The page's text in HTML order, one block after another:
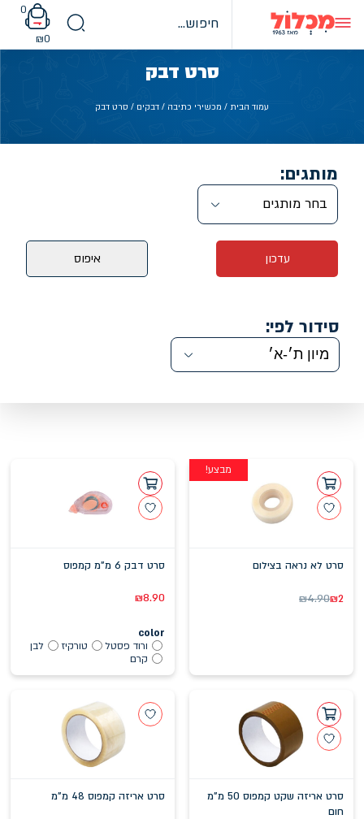
content
0
₪0
סרט דבק
עמוד הבית / מכשירי כתיבה / דבקים / סרט דבק
מותגים:
בחר מותגים
עדכון איפוס
סידור לפי:
מבצע!
סרט לא נראה בצילום
₪4.90₪2
סרט דבק 6 מ"מ קמפוס
₪8.90
color
ורוד פסטל
טורקיז
לבן
קרם
סרט אריזה שקט קמפוס 50 מ"מ
חום
סרט אריזה קמפוס 48 מ"מ